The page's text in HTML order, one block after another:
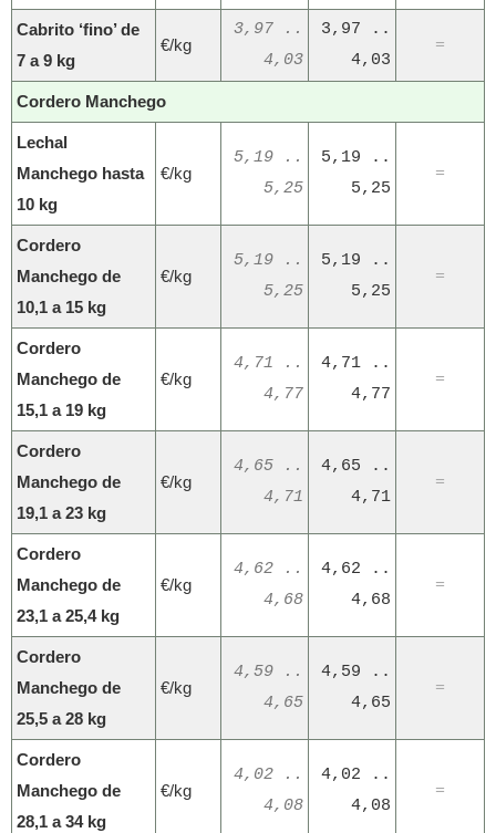
Cabrito ‘fino’ de
7 a 9 kg
€/kg
3,97 ..
4,03
3,97 ..
4,03
=
Cordero Manchego
Lechal
Manchego hasta
10 kg
€/kg
5,19 ..
5,25
5,19 ..
5,25
=
Cordero
Manchego de
10,1 a 15 kg
€/kg
5,19 ..
5,25
5,19 ..
5,25
=
Cordero
Manchego de
15,1 a 19 kg
€/kg
4,71 ..
4,77
4,71 ..
4,77
=
Cordero
Manchego de
19,1 a 23 kg
€/kg
4,65 ..
4,71
4,65 ..
4,71
=
Cordero
Manchego de
23,1 a 25,4 kg
€/kg
4,62 ..
4,68
4,62 ..
4,68
=
Cordero
Manchego de
25,5 a 28 kg
€/kg
4,59 ..
4,65
4,59 ..
4,65
=
Cordero
Manchego de
28,1 a 34 kg
€/kg
4,02 ..
4,08
4,02 ..
4,08
=